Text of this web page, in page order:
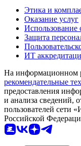
Этика и
Оказание услуг
Использование
Защита
ИТ
На информационном
рекомендательные
предоставления
и анализа сведений,
пользователей сети
Российской